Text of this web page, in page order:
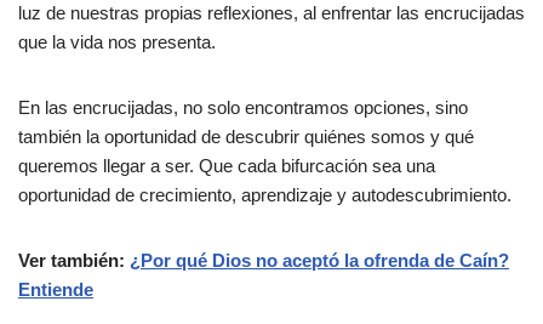
luz de nuestras propias reflexiones, al enfrentar las encrucijadas
que la vida nos presenta.
En las encrucijadas, no solo encontramos opciones, sino
también la oportunidad de descubrir quiénes somos y qué
queremos llegar a ser. Que cada bifurcación sea una
oportunidad de crecimiento, aprendizaje y autodescubrimiento.
Ver también: ¿Por qué Dios no aceptó la ofrenda de Caín?
Entiende